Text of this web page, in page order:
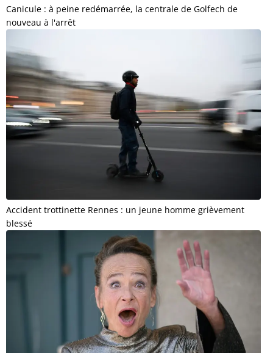
Canicule : à peine redémarrée, la centrale de Golfech de
nouveau à l'arrêt
Accident trottinette Rennes : un jeune homme grièvement
blessé